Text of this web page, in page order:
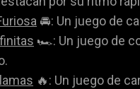
🚘: Un juego de
🏎️: Un juego de
🔥: Un juego de